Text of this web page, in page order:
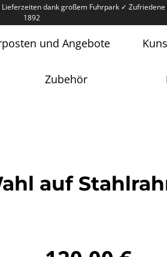
Lieferzeiten dank großem Fuhrpark ✓ Zufriedene
1892
und Angebote
Zubehör
auf